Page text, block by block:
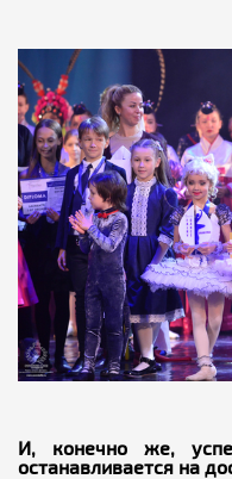
И, конечно же,
останавливается на